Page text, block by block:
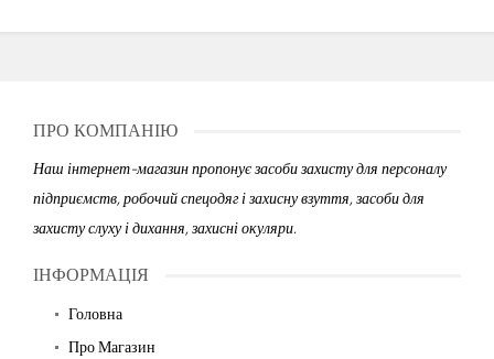
ПРО КОМПАНІЮ
Наш інтернет-магазин пропонує засоби захисту для персоналу
підприємств, робочий спецодяг і захисну взуття, засоби для
захисту слуху і дихання, захисні окуляри.
ІНФОРМАЦІЯ
Головна
Про Магазин